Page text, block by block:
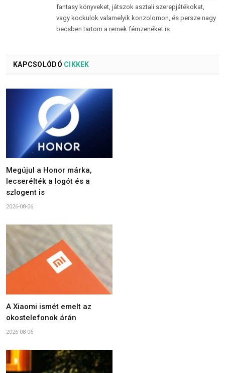
fantasy könyveket, játszok asztali szerepjátékokat,
vagy kockulok valamelyik konzolomon, és persze nagy
becsben tartom a remek fémzenéket is.
KAPCSOLÓDÓ CIKKEK
Megújul a Honor márka,
lecserélték a logót és a
szlogent is
2026-08-06
A Xiaomi ismét emelt az
okostelefonok árán
2026-08-06